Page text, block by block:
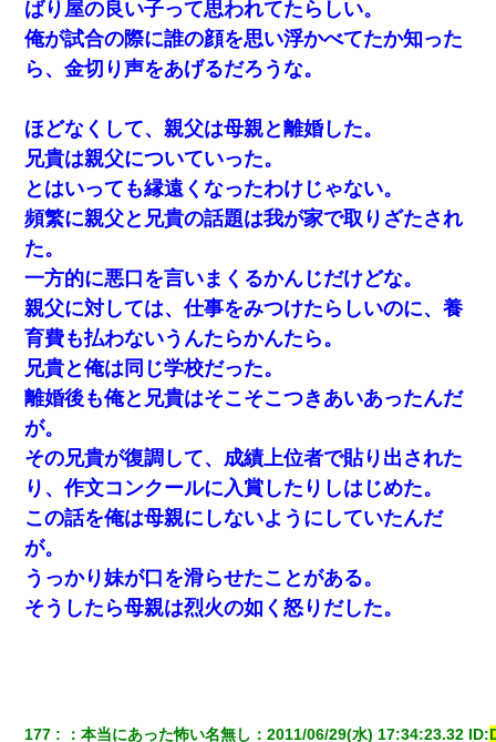
絡無しは無理」上司「いいから付けろ！」→
ワイ144kg彼女98kgデブカップル、1年間毎日行為しまくった結
３２歳俺「ずっと好きでした！！付き合って下さい！」 ２５歳
彼女「うん！！絶対幸せになろうね！！！！」 → ７年後ｗｗ
ｗｗｗ
妊娠中に「おいこのブタ女！てめー席譲れ！」と絡まれ腹を殴る
真似された。泣きながら夫に話すと一年後に…
彼女(37)の情欲がえげつない件ｗｗｗｗｗｗｗ
新築の家で。クラクラするくらいの「白粉の匂い」が鼻につくも
嫁＆娘「そんな匂いしない…」ある日、友人奥「素敵なアンティ
ークですね！」俺（！？）
夫に癌の余命宣告。その闘病中に長女から信じられない言葉を受
けた
旦那の元カノをSNSで探して写真を保存して顔面評価スレで写真
を晒してた。ほとんどがブスという評価の中で二人ほど意外に好
評価で苦々しく思った
近所のお寺に住み込みで手伝いしてる知的障害のオッサンがい
理です！」酷すぎるワードの連発で、耐えきれず店員に5千円を渡
ばり屋の良い子って思われてたらしい。
俺が試合の際に誰の顔を思い浮かべてたか知った
ら、金切り声をあげるだろうな。
ほどなくして、親父は母親と離婚した。
兄貴は親父についていった。
とはいっても縁遠くなったわけじゃない。
頻繁に親父と兄貴の話題は我が家で取りざたされ
た。
一方的に悪口を言いまくるかんじだけどな。
親父に対しては、仕事をみつけたらしいのに、養
育費も払わないうんたらかんたら。
兄貴と俺は同じ学校だった。
離婚後も俺と兄貴はそこそこつきあいあったんだ
が。
その兄貴が復調して、成績上位者で貼り出された
り、作文コンクールに入賞したりしはじめた。
この話を俺は母親にしないようにしていたんだ
が。
うっかり妹が口を滑らせたことがある。
そうしたら母親は烈火の如く怒りだした。
177 ：本当にあった怖い名無し ：2011/06/29(水) 17:34:23.32 ID: